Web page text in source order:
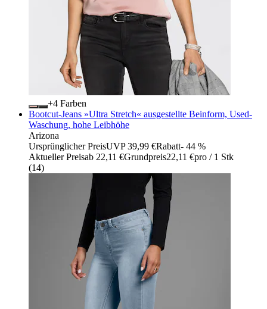
+
Farben
Bootcut-Jeans »Ultra Stretch« ausgestellte Beinform, Used-
Waschung, hohe Leibhöhe
Arizona
Ursprünglicher PreisUVP 39,99 €Rabatt- 44 %
Aktueller Preisab 22,11 €Grundpreis22,11 €pro / 1 Stk
(14)